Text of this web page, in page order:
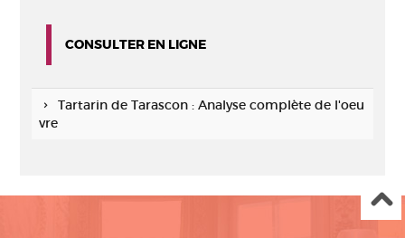
CONSULTER EN LIGNE
Tartarin de Tarascon : Analyse complète de l'oeu
vre